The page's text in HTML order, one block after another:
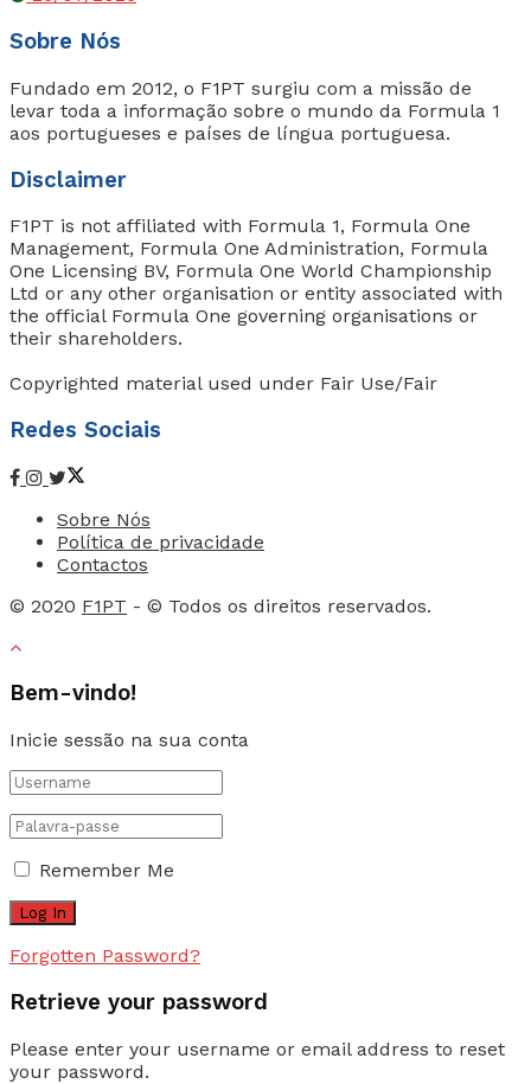
Sobre Nós
Fundado em 2012, o F1PT surgiu com a missão de
levar toda a informação sobre o mundo da Formula 1
aos portugueses e países de língua portuguesa.
Disclaimer
F1PT is not affiliated with Formula 1, Formula One
Management, Formula One Administration, Formula
One Licensing BV, Formula One World Championship
Ltd or any other organisation or entity associated with
the official Formula One governing organisations or
their shareholders.
Copyrighted material used under Fair Use/Fair
Redes Sociais
Sobre Nós
Política de privacidade
Contactos
© 2020 F1PT - © Todos os direitos reservados.
Bem-vindo!
Inicie sessão na sua conta
Remember Me
Forgotten Password?
Retrieve your password
Please enter your username or email address to reset
your password.